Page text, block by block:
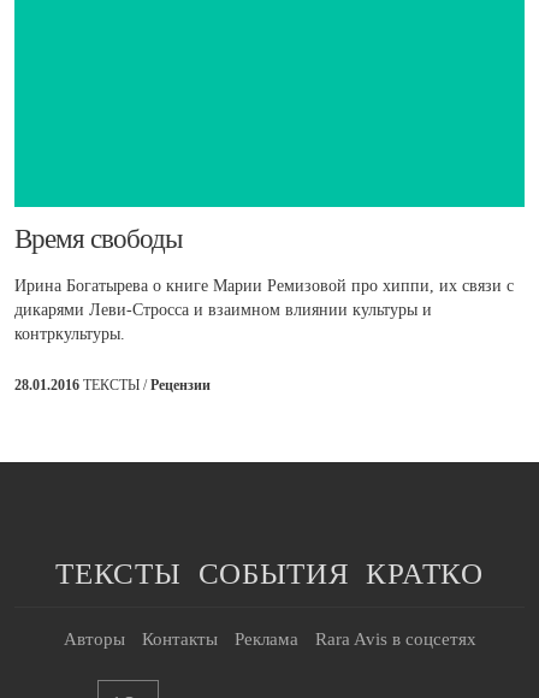
​Время свободы
Ирина Богатырева о книге Марии Ремизовой про хиппи, их связи с
дикарями Леви-Стросса и взаимном влиянии культуры и
контркультуры.
28.01.2016 ТЕКСТЫ /Рецензии
ТЕКСТЫ СОБЫТИЯ КРАТКО
Авторы Контакты Реклама Rara Avis в соцсетях